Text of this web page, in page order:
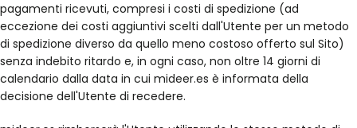
pagamenti ricevuti, compresi i costi di spedizione (ad
eccezione dei costi aggiuntivi scelti dall'Utente per un metodo
di spedizione diverso da quello meno costoso offerto sul Sito)
senza indebito ritardo e, in ogni caso, non oltre 14 giorni di
calendario dalla data in cui mideer.es è informata della
decisione dell'Utente di recedere.